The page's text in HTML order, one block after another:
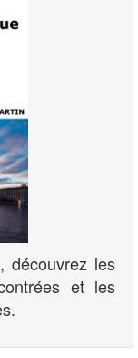
découvrez les
et les